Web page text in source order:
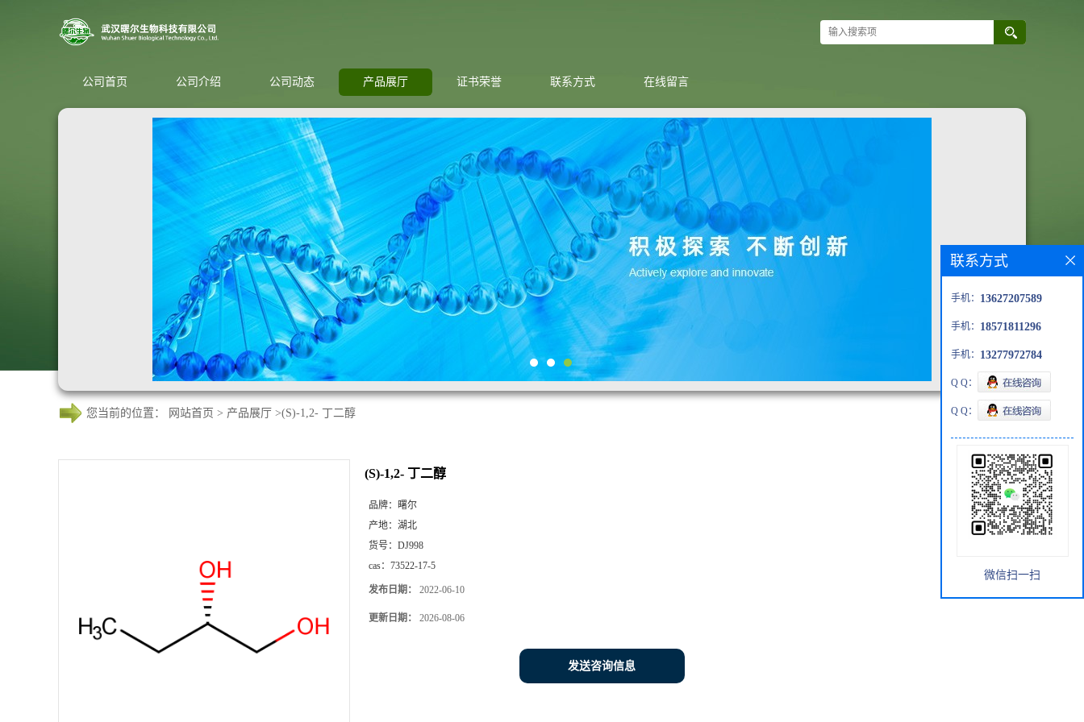
公司首页 公司介绍 公司动态 产品展厅 证书荣誉 联系方式 在线留言
您当前的位置： 网站首页 > 产品展厅 >(S)-1,2- 丁二醇
(S)-1,2- 丁二醇
品牌： 曙尔
产地： 湖北
货号： DJ998
cas： 73522-17-5
发布日期： 2022-06-10
更新日期： 2026-08-06
发送咨询信息
联系方式
手机： 13627207589
手机： 18571811296
手机： 13277972784
Q Q：
Q Q：
微信扫一扫